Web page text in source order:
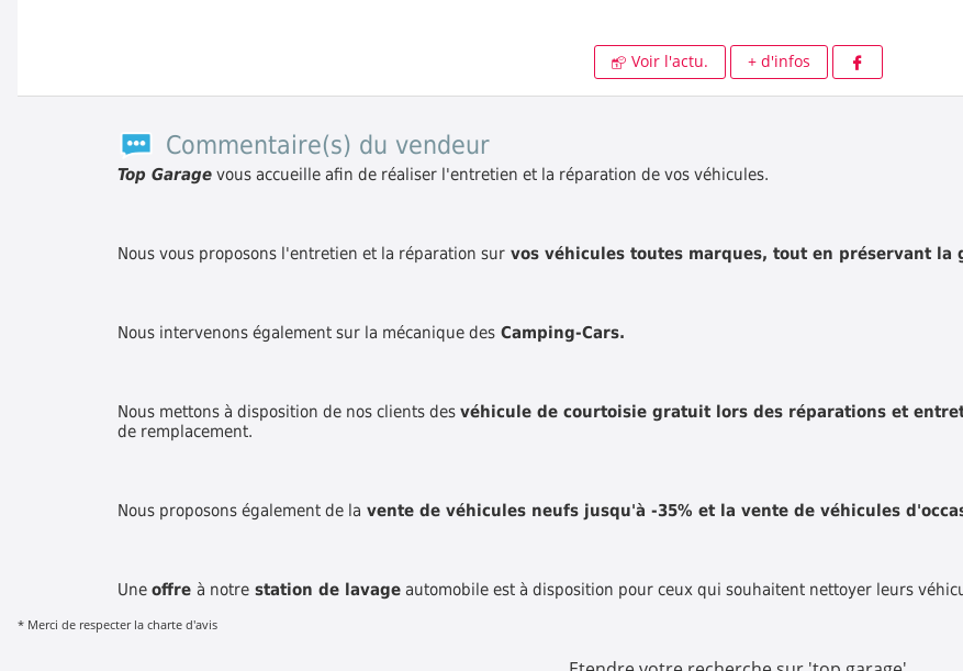
Voir l'actu. + d'infos
Commentaire(s) du vendeur
Top Garage vous accueille afin de réaliser l'entretien et la réparation de vos véhicules.
Nous vous proposons l'entretien et la réparation sur vos véhicules toutes marques, tout en préservant la
Nous intervenons également sur la mécanique des Camping-Cars.
Nous mettons à disposition de nos clients des véhicule de courtoisie gratuit lors des réparations et
de remplacement.
Nous proposons également de la vente de véhicules neufs jusqu'à -35% et la vente de véhicules
Une offre à notre station de lavage automobile est à disposition pour ceux qui souhaitent nettoyer leurs
* Merci de respecter la charte d'avis